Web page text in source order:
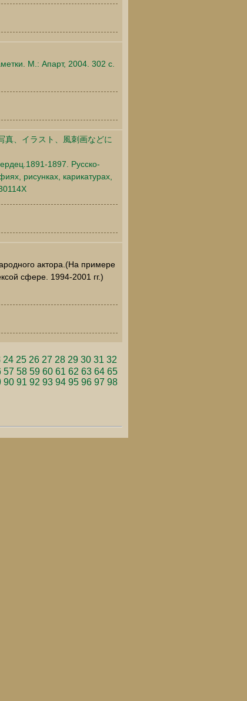
М.: Апарт, 2004. 302 c.
、イラスト、風刺画などに
1897. Русско-
рисунках, карикатурах,
актора.(На примере
сфере. 1994-2001 гг.)
24 25 26 27 28 29 30 31 32
57 58 59 60 61 62 63 64 65
90 91 92 93 94 95 96 97 98